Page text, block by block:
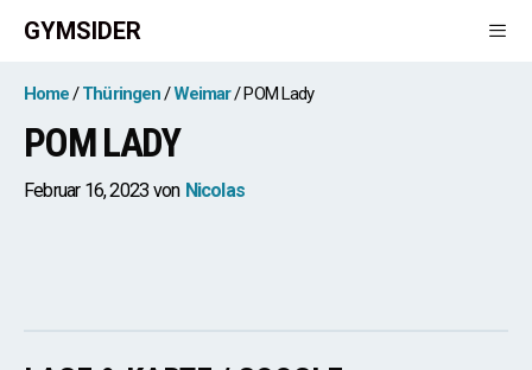
Zum
Inhalt
springen
GYMSIDER
Home Thüringen Weimar POM Lady
POM LADY
Februar 16, 2023 von Nicolas